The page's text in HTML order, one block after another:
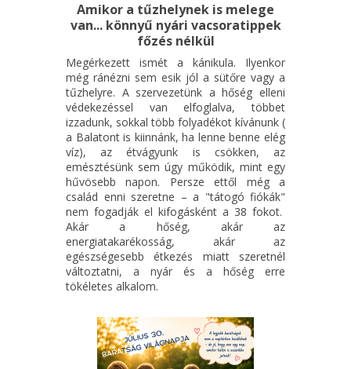
Amikor a tűzhelynek is melege
van... könnyű nyári vacsoratippek
főzés nélkül
Megérkezett ismét a kánikula. Ilyenkor
még ránézni sem esik jól a sütőre vagy a
tűzhelyre. A szervezetünk a hőség elleni
védekezéssel van elfoglalva, többet
izzadunk, sokkal több folyadékot kívánunk (
a Balatont is kiinnánk, ha lenne benne elég
víz), az étvágyunk is csökken, az
emésztésünk sem úgy működik, mint egy
hűvösebb napon. Persze ettől még a
család enni szeretne – a "tátogó fiókák"
nem fogadják el kifogásként a 38 fokot.
Akár a hőség, akár az
energiatakarékosság, akár az
egészségesebb étkezés miatt szeretnél
változtatni, a nyár és a hőség erre
tökéletes alkalom.